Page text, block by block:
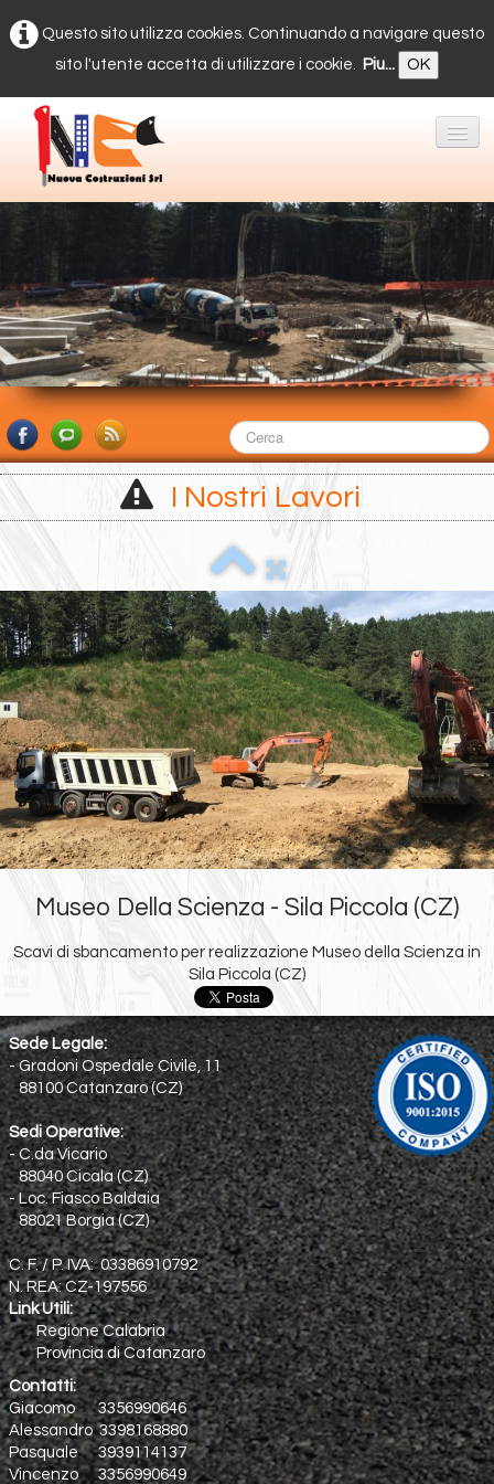
Questo sito utilizza cookies. Continuando a navigare questo
sito l'utente accetta di utilizzare i cookie.
Piu... OK
Home
Servizi
Gallery▼
Blocchi di Calcestruzzo
Contatti
Area Privata
I Nostri Lavori
Museo Della Scienza - Sila Piccola (CZ)
Scavi di sbancamento per realizzazione Museo della Scienza in
Sila Piccola (CZ)
Sede Legale:
- Gradoni Ospedale Civile, 11
88100 Catanzaro (CZ)
Sedi Operative:
- C.da Vicario
88040 Cicala (CZ)
- Loc. Fiasco Baldaia
88021 Borgia (CZ)
C. F. / P. IVA: 03386910792
N. REA: CZ-197556
Link Utili:
Regione Calabria
Provincia di Catanzaro
Contatti:
Giacomo 3356990646
Alessandro 3398168880
Pasquale 3939114137
Vincenzo 3356990649